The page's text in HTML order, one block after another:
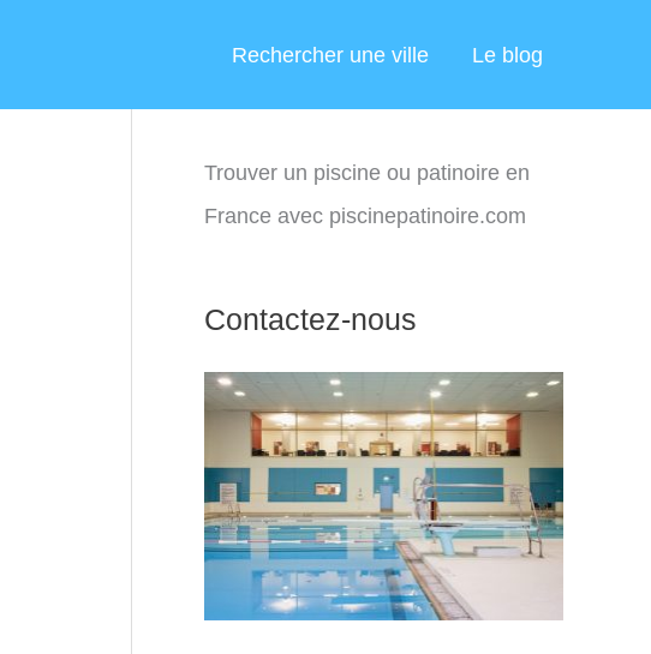
Rechercher une ville Le blog
Trouver un piscine ou patinoire en
France avec piscinepatinoire.com
Contactez-nous